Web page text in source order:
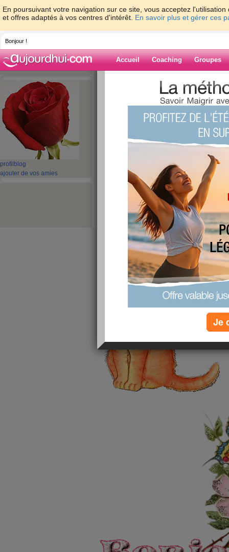
En poursuivant votre navigation sur ce site, vous acceptez
et offres adaptés à vos centres d'intérêt. En savoir plus et gérer ces
Bonjour !
Accueil Coaching Groupes
profil blog
ajouter de vos amies
> > revenue
Blog de
revenue
vais beaucoup mieux et en plus sa est j'ai
kl que je pere en 3 semaine il faut que je
Je